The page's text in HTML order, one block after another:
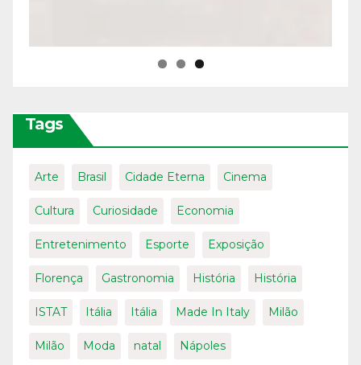
Tags
Arte Brasil Cidade Eterna Cinema
Cultura Curiosidade Economia
Entretenimento Esporte Exposição
Florença Gastronomia História História
ISTAT Itália Itália Made In Italy Milão
Milão Moda natal Nápoles